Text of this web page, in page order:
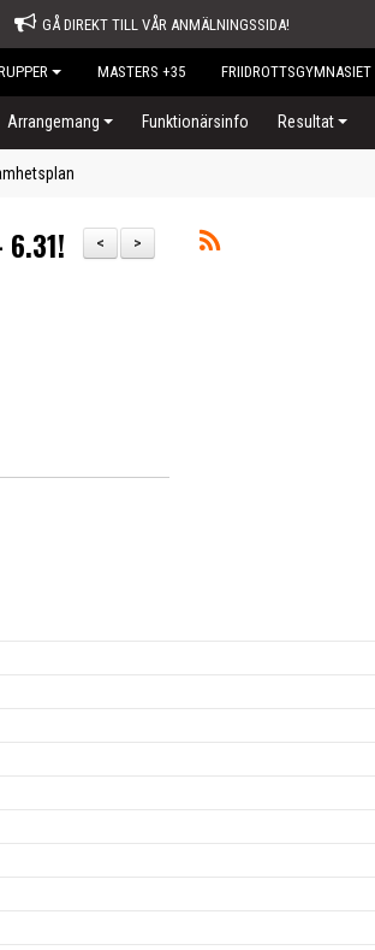
GÅ DIREKT TILL VÅR ANMÄLNINGSSIDA!
MASTERS +35 FRIIDROTTSGYMNASIET
Arrangemang Funktionärsinfo Resultat
>
<